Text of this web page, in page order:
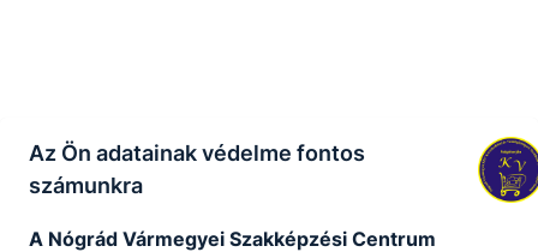
Az Ön adatainak védelme fontos
számunkra
A Nógrád Vármegyei Szakképzési Centrum